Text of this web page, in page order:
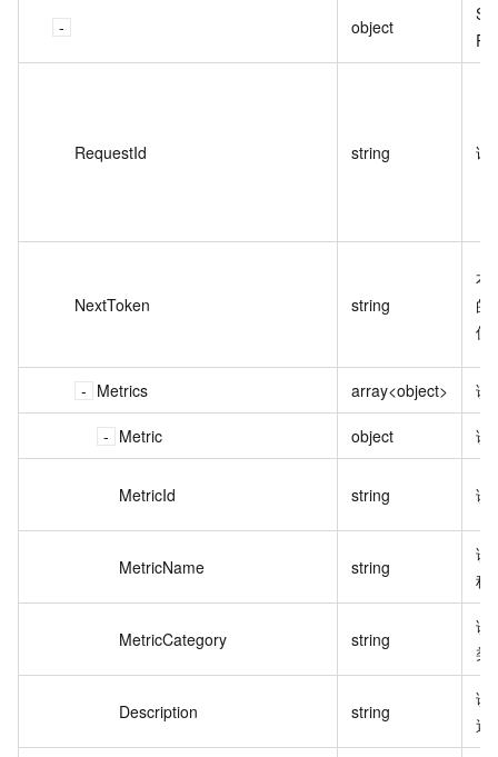
object
RequestId string 请
NextToken string
本
的
值
Metrics array<object> 诊
Metric object 诊
MetricId string 诊
MetricName string
诊
称
MetricCategory string
诊
类
Description string
诊
述